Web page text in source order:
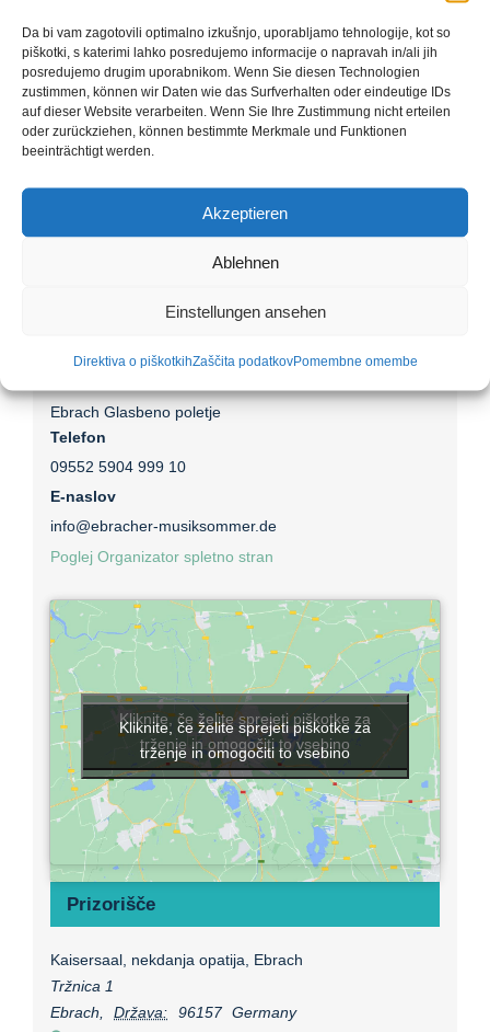
Da bi vam zagotovili optimalno izkušnjo, uporabljamo tehnologije, kot so
piškotki, s katerimi lahko posredujemo informacije o napravah in/ali jih
posredujemo drugim uporabnikom. Wenn Sie diesen Technologien
zustimmen, können wir Daten wie das Surfverhalten oder eindeutige IDs
auf dieser Website verarbeiten. Wenn Sie Ihre Zustimmung nicht erteilen
oder zurückziehen, können bestimmte Merkmale und Funktionen
beeinträchtigt werden.
Akzeptieren
Ablehnen
Einstellungen ansehen
Direktiva o piškotkihZaščita podatkovPomembne omembe
24. maja
Čas:
15:00 - 17:00
Cena:
€39 – €49
Koncert,partner
Spletna stran:
https://www.ebracher-musiksommer.de/konzerte
Organizator
Ebrach Glasbeno poletje
Telefon
09552 5904 999 10
E-naslov
info@ebracher-musiksommer.de
Poglej Organizator spletno stran
Prizorišče
Kaisersaal, nekdanja opatija, Ebrach
Tržnica 1
Ebrach
Država: 96157 Germany
Kliknite, če želite sprejeti piškotke za
trženje in omogočiti to vsebino
Kliknite, če želite sprejeti piškotke za
trženje in omogočiti to vsebino